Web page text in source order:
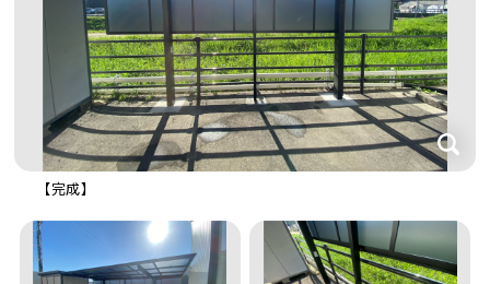
【完成】